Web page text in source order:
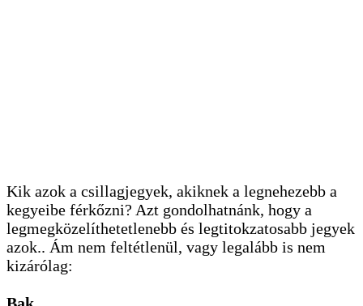
Kik azok a csillagjegyek, akiknek a legnehezebb a
kegyeibe férkőzni? Azt gondolhatnánk, hogy a
legmegközelíthetetlenebb és legtitokzatosabb jegyek
azok.. Ám nem feltétlenül, vagy legalább is nem
kizárólag: